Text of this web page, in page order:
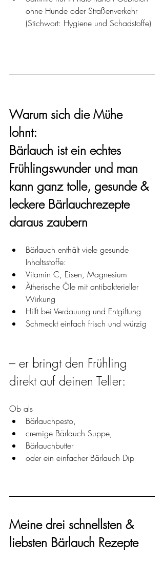
ohne Hunde oder Straßenverkehr
(Stichwort: Hygiene und Schadstoffe)
Warum sich die Mühe
lohnt:
Bärlauch ist ein echtes
Frühlingswunder und man
kann ganz tolle, gesunde &
leckere Bärlauchrezepte
daraus zaubern
Bärlauch enthält viele gesunde
Inhaltsstoffe:
Vitamin C, Eisen, Magnesium
Ätherische Öle mit antibakterieller
Wirkung
Hilft bei Verdauung und Entgiftung
Schmeckt einfach frisch und würzig
– er bringt den Frühling
direkt auf deinen Teller:
Ob als
Bärlauchpesto,
cremige Bärlauch Suppe,
Bärlauchbutter
oder ein einfacher Bärlauch Dip
Meine drei schnellsten &
liebsten Bärlauch Rezepte